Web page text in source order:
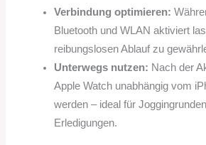
Verbindung optimieren:
Bluetooth und WLAN aktiviert
reibungslosen Ablauf zu
Unterwegs nutzen: Nach der
Apple Watch unabhängig vom
werden – ideal für
Erledigungen.